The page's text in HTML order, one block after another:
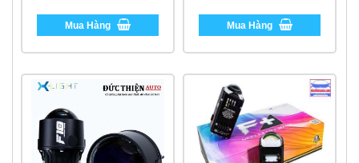
Mua Hàng Mua Hàng